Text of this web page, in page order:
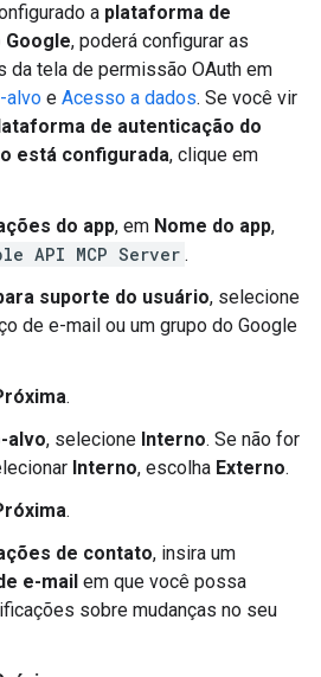
a plataforma de
Google, poderá configurar as
da tela de permissão OAuth em
alvo e Acesso a dados. Se você vir
de autenticação do
está configurada, clique em
do app, em Nome do app,
API MCP Server .
suporte do usuário, selecione
de e-mail ou um grupo do Google
.
alvo, selecione Interno. Se não for
Interno, escolha Externo.
.
de contato, insira um
e-mail em que você possa
sobre mudanças no seu